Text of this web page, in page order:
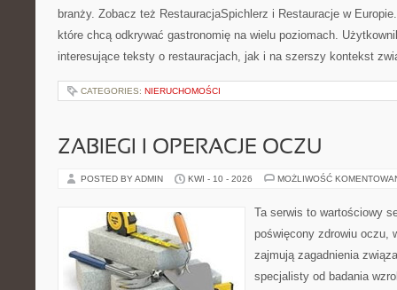
branży. Zobacz też RestauracjaSpichlerz i Restauracje w
które chcą odkrywać gastronomię na wielu poziomach.
interesujące teksty o restauracjach, jak i na szerszy kontekst
CATEGORIES: NIERUCHOMOŚCI
ZABIEGI I OPERACJE OCZU
POSTED BY ADMIN KWI - 10 - 2026 MOŻLIWOŚĆ
Ta serwis to wartościowy
poświęcony zdrowiu oczu,
zajmują zagadnienia
specjalisty od badania